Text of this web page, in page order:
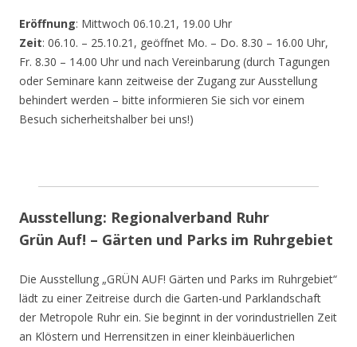
Eröffnung: Mittwoch 06.10.21, 19.00 Uhr
Zeit: 06.10. – 25.10.21, geöffnet Mo. – Do. 8.30 – 16.00 Uhr,
Fr. 8.30 – 14.00 Uhr und nach Vereinbarung (durch Tagungen
oder Seminare kann zeitweise der Zugang zur Ausstellung
behindert werden – bitte informieren Sie sich vor einem
Besuch sicherheitshalber bei uns!)
Ausstellung: Regionalverband Ruhr
Grün Auf! – Gärten und Parks im Ruhrgebiet
Die Ausstellung „GRÜN AUF! Gärten und Parks im Ruhrgebiet“
lädt zu einer Zeitreise durch die Garten-und Parklandschaft
der Metropole Ruhr ein. Sie beginnt in der vorindustriellen Zeit
an Klöstern und Herrensitzen in einer kleinbäuerlichen